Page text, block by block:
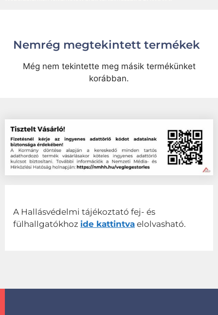
Nemrég megtekintett termékek
Még nem tekintette meg másik termékünket
korábban.
A Hallásvédelmi tájékoztató fej- és
fülhallgatókhoz ide kattintva elolvasható.